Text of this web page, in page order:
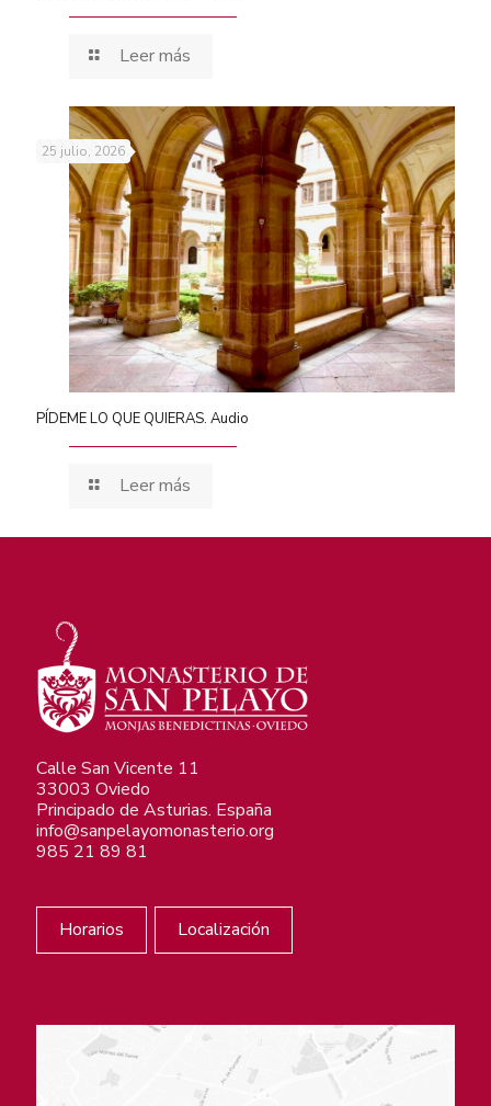
Leer más
25 julio, 2026
PÍDEME LO QUE QUIERAS. Audio
Leer más
Calle San Vicente 11
33003 Oviedo
Principado de Asturias. España
info@sanpelayomonasterio.org
985 21 89 81
Horarios Localización